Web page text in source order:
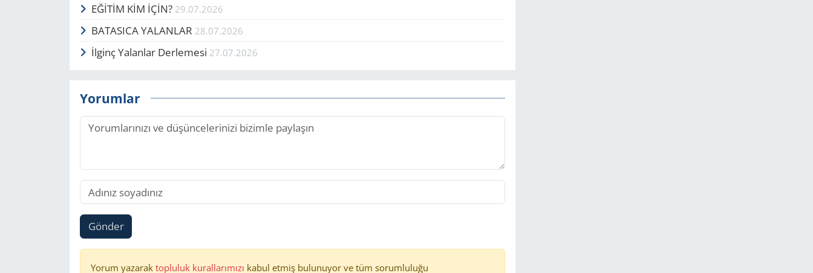
EĞİTİM KİM İÇİN? 29.07.2026
BATASICA YALANLAR 28.07.2026
İlginç Yalanlar Derlemesi 27.07.2026
Yorumlar
Gönder
Yorum yazarak topluluk kurallarımızı kabul etmiş bulunuyor ve tüm sorumluluğu